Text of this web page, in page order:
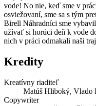
vode! No nie, keď sme v
osviežovaní, sme sa s tým
Birell Náhradníci sme
užívať si horúci deň k vode
nich v práci odmakali naši
Kredity
Kreatívny riaditeľ
Matúš Hliboký, Vlado
Copywriter